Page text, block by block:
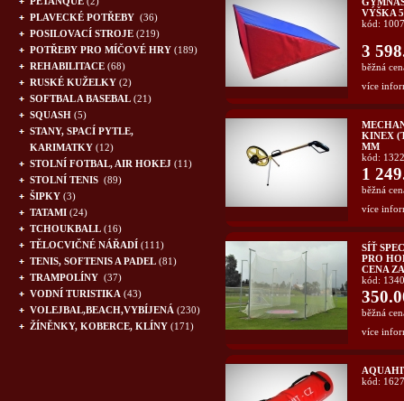
PLAVECKÉ POTŘEBY (36)
POSILOVACÍ STROJE (219)
POTŘEBY PRO MÍČOVÉ HRY (189)
REHABILITACE (68)
RUSKÉ KUŽELKY (2)
SOFTBAL A BASEBAL (21)
SQUASH (5)
STANY, SPACÍ PYTLE,
KARIMATKY (12)
STOLNÍ FOTBAL, AIR HOKEJ (11)
STOLNÍ TENIS (89)
ŠIPKY (3)
TATAMI (24)
TCHOUKBALL (16)
TĚLOCVIČNÉ NÁŘADÍ (111)
TENIS, SOFTENIS A PADEL (81)
TRAMPOLÍNY (37)
VODNÍ TURISTIKA (43)
VOLEJBAL,BEACH,VYBÍJENÁ (230)
ŽÍNĚNKY, KOBERCE, KLÍNY (171)
VÝŠKA
kód:
3
běžná
více
KINEX
MM
kód:
1
běžná
více
SÍŤ
PRO
CENA
kód:
běžná
více
kód: